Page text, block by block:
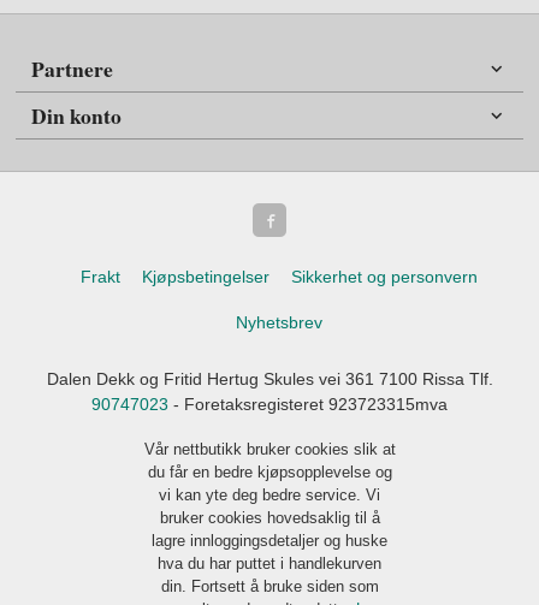
Partnere
Din konto
Frakt Kjøpsbetingelser Sikkerhet og personvern
Nyhetsbrev
Dalen Dekk og Fritid Hertug Skules vei 361 7100 Rissa Tlf.
90747023 - Foretaksregisteret 923723315mva
Vår nettbutikk bruker cookies slik at
du får en bedre kjøpsopplevelse og
vi kan yte deg bedre service. Vi
bruker cookies hovedsaklig til å
lagre innloggingsdetaljer og huske
hva du har puttet i handlekurven
din. Fortsett å bruke siden som